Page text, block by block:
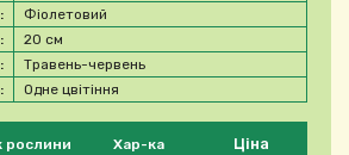
продукт
рослини Хар-ка Ціна
Фіолетовий
20 см
Травень-червень
Одне цвітіння